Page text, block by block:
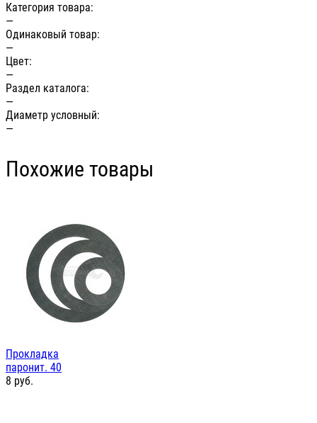
Категория товара:
—
Одинаковый товар:
—
Цвет:
—
Раздел каталога:
—
Диаметр условный:
—
Похожие товары
Прокладка
паронит. 40
8 руб.